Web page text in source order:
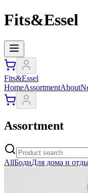
Fits&Essel
Fits&Essel
HomeAssortmentAbout
Assortment
AllБодиДля дома и